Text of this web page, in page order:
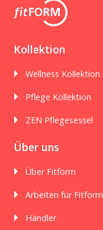
Kollektion
Wellness Kollektion
Pflege Kollektion
ZEN Pflegesessel
Über uns
Über Fitform
Arbeiten für Fitform
Händler